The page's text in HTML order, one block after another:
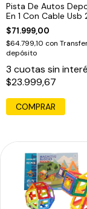
Pista De Autos
En 1 Con Cable Usb
Color Multicolor
$71.999,00
$64.799,10 con
depósito
3 cuotas sin
$23.999,67